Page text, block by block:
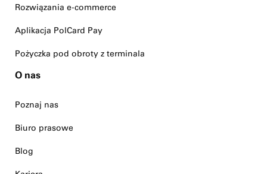
Rozwiązania e-commerce
Aplikacja PolCard Pay
Pożyczka pod obroty z terminala
O nas
Poznaj nas
Biuro prasowe
Blog